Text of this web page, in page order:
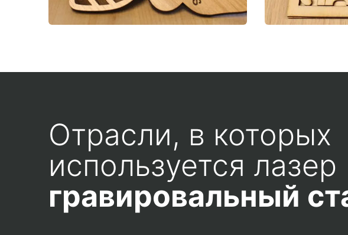
Отрасли, в которых
используется лазер
гравировальный